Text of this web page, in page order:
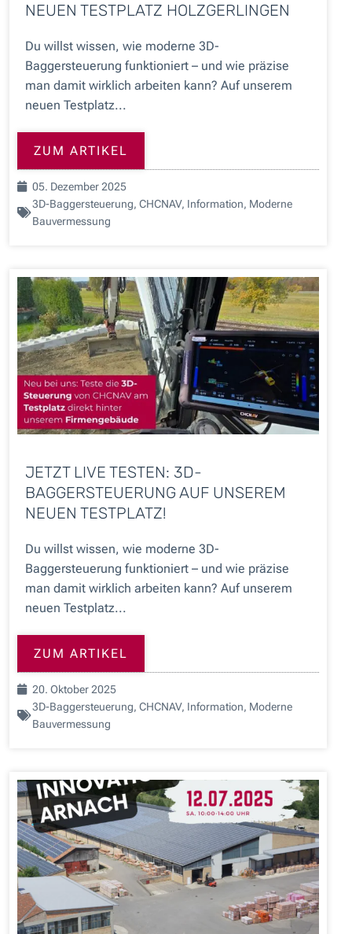
NEUEN TESTPLATZ HOLZGERLINGEN
Du willst wissen, wie moderne 3D-
Baggersteuerung funktioniert – und wie präzise
man damit wirklich arbeiten kann? Auf unserem
neuen Testplatz...
ZUM ARTIKEL
05. Dezember 2025
3D-Baggersteuerung, CHCNAV, Information, Moderne
Bauvermessung
JETZT LIVE TESTEN: 3D-
BAGGERSTEUERUNG AUF UNSEREM
NEUEN TESTPLATZ!
Du willst wissen, wie moderne 3D-
Baggersteuerung funktioniert – und wie präzise
man damit wirklich arbeiten kann? Auf unserem
neuen Testplatz...
ZUM ARTIKEL
20. Oktober 2025
3D-Baggersteuerung, CHCNAV, Information, Moderne
Bauvermessung